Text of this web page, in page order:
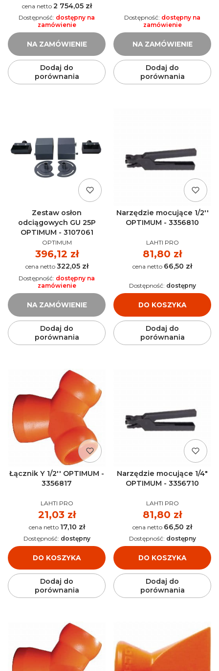
Cena 2 754,05 zł
NA ZAMÓWIENIE
Dostępność: dostępny na
zamówienie
Dodaj do
porównania
NA ZAMÓWIENIE
Dostępność: dostępny na
zamówienie
Dodaj do
porównania
Zestaw osłon
odciągowych GU 25P
OPTIMUM - 3107061
PRODUCENT
OPTIMUM
Cena
396,12 zł
Cena 322,05 zł
NA ZAMÓWIENIE
Dostępność: dostępny na
zamówienie
Dodaj do
porównania
Narzędzie mocujące 1/2''
OPTIMUM - 3356810
PRODUCENT
LAHTI PRO
Cena
81,80 zł
Cena 66,50 zł
DO KOSZYKA
Dostępność: dostępny
Dodaj do
porównania
Łącznik Y 1/2'' OPTIMUM -
3356817
PRODUCENT
LAHTI PRO
Cena
21,03 zł
Cena 17,10 zł
DO KOSZYKA
Dostępność: dostępny
Dodaj do
porównania
Narzędzie mocujące 1/4"
OPTIMUM - 3356710
PRODUCENT
LAHTI PRO
Cena
81,80 zł
Cena 66,50 zł
DO KOSZYKA
Dostępność: dostępny
Dodaj do
porównania